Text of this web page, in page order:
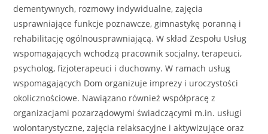
dementywnych, rozmowy indywidualne, zajęcia
usprawniające funkcje poznawcze, gimnastykę poranną i
rehabilitację ogólnousprawniającą. W skład Zespołu Usług
wspomagających wchodzą pracownik socjalny, terapeuci,
psycholog, fizjoterapeuci i duchowny. W ramach usług
wspomagających Dom organizuje imprezy i uroczystości
okolicznościowe. Nawiązano również współpracę z
organizacjami pozarządowymi świadczącymi m.in. usługi
wolontarystyczne, zajęcia relaksacyjne i aktywizujące oraz